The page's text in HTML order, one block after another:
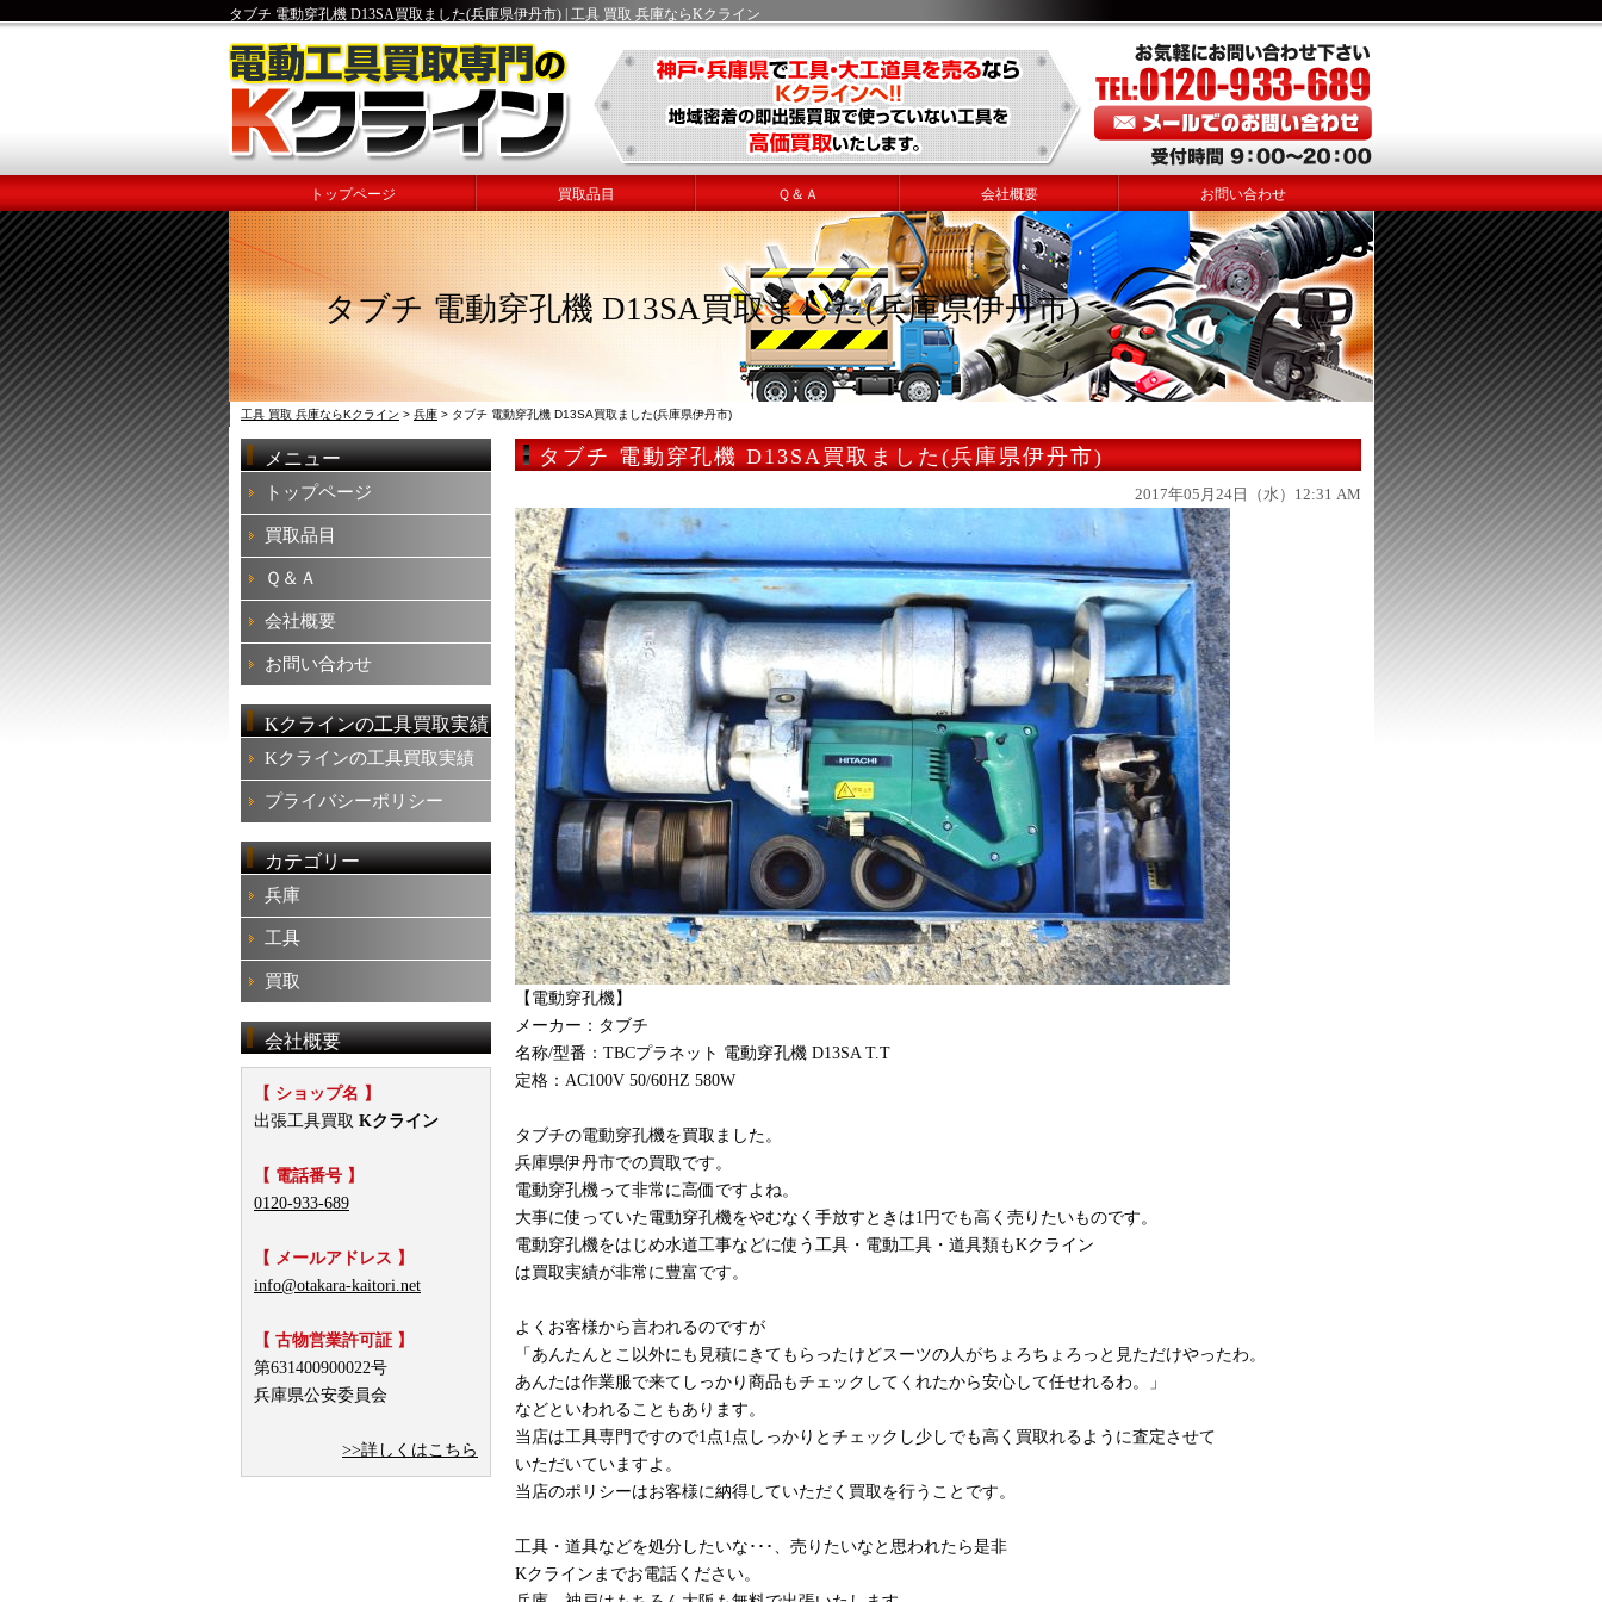
タブチ 電動穿孔機 D13SA買取ました(兵庫県伊丹市) | 工具 買取 兵庫ならKクライン
トップページ 買取品目 Ｑ＆Ａ 会社概要 お問い合わせ
タブチ 電動穿孔機 D13SA買取ました(兵庫県伊丹市)
工具 買取 兵庫ならKクライン > 兵庫 > タブチ 電動穿孔機 D13SA買取ました(兵庫県伊丹市)
タブチ 電動穿孔機 D13SA買取ました(兵庫県伊丹市)
2017年05月24日（水）12:31 AM
【電動穿孔機】
メーカー：タブチ
名称/型番：TBCプラネット 電動穿孔機 D13SA T.T
定格：AC100V 50/60HZ 580W
タブチの電動穿孔機を買取ました。
兵庫県伊丹市での買取です。
電動穿孔機って非常に高価ですよね。
大事に使っていた電動穿孔機をやむなく手放すときは1円でも高く売りたいものです。
電動穿孔機をはじめ水道工事などに使う工具・電動工具・道具類もKクライン
は買取実績が非常に豊富です。
よくお客様から言われるのですが
「あんたんとこ以外にも見積にきてもらったけどスーツの人がちょろちょろっと見ただけやったわ。
あんたは作業服で来てしっかり商品もチェックしてくれたから安心して任せれるわ。」
などといわれることもあります。
当店は工具専門ですので1点1点しっかりとチェックし少しでも高く買取れるように査定させて
いただいていますよ。
当店のポリシーはお客様に納得していただく買取を行うことです。
工具・道具などを処分したいな･･･、売りたいなと思われたら是非
Kクラインまでお電話ください。
メニュー
トップページ
買取品目
Ｑ＆Ａ
会社概要
お問い合わせ
Kクラインの工具買取実績
Kクラインの工具買取実績
プライバシーポリシー
カテゴリー
兵庫
工具
買取
会社概要
【 ショップ名 】
出張工具買取 Kクライン
【 電話番号 】
0120-933-689
【 メールアドレス 】
info@otakara-kaitori.net
【 古物営業許可証 】
第631400900022号
兵庫県公安委員会
>>詳しくはこちら